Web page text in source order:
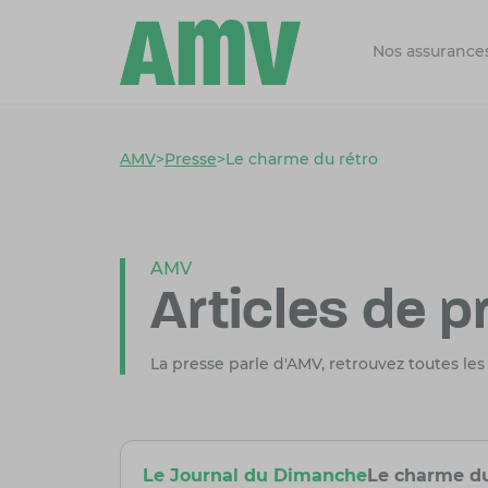
Nos
AMV>Presse>Le charme du rétro
AMV
Articles de
La presse parle d'AMV, retrouvez toutes
Le Journal du DimancheLe charme